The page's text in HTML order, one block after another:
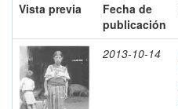
Vista previa
Fecha de
publicación
2013-10-14